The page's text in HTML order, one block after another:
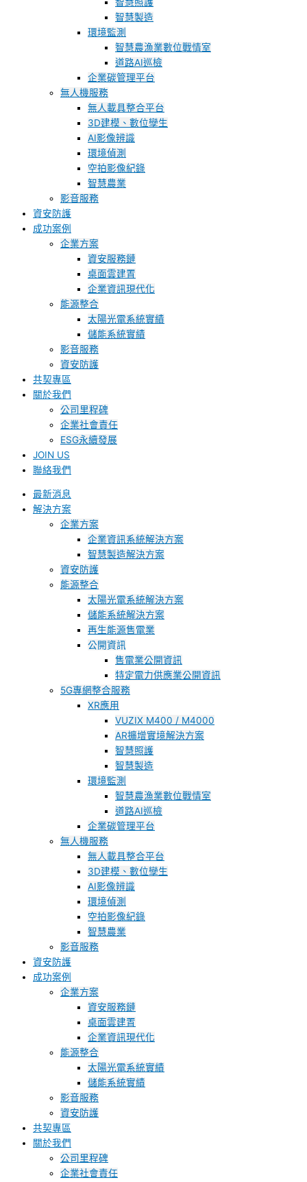
智慧製造
環境監測
智慧農漁業數位戰情室
道路AI巡檢
企業碳管理平台
無人機服務
無人載具整合平台
3D建模、數位孿生
AI影像辨識
環境偵測
空拍影像紀錄
智慧農業
影音服務
資安防護
成功案例
企業方案
資安服務鏈
桌面雲建置
企業資訊現代化
能源整合
太陽光電系統實績
儲能系統實績
影音服務
資安防護
共契專區
關於我們
公司里程碑
企業社會責任
ESG永續發展
JOIN US
聯絡我們
最新消息
解決方案
企業方案
企業資訊系統解決方案
智慧製造解決方案
資安防護
能源整合
太陽光電系統解決方案
儲能系統解決方案
再生能源售電業
公開資訊
售電業公開資訊
特定電力供應業公開資訊
5G專網整合服務
XR應用
VUZIX M400 / M4000
AR擴增實境解決方案
智慧照護
智慧製造
環境監測
智慧農漁業數位戰情室
道路AI巡檢
企業碳管理平台
無人機服務
無人載具整合平台
3D建模、數位孿生
AI影像辨識
環境偵測
空拍影像紀錄
智慧農業
影音服務
資安防護
成功案例
企業方案
資安服務鏈
桌面雲建置
企業資訊現代化
能源整合
太陽光電系統實績
儲能系統實績
影音服務
資安防護
共契專區
關於我們
公司里程碑
企業社會責任